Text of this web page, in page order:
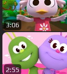
3:06
2:55